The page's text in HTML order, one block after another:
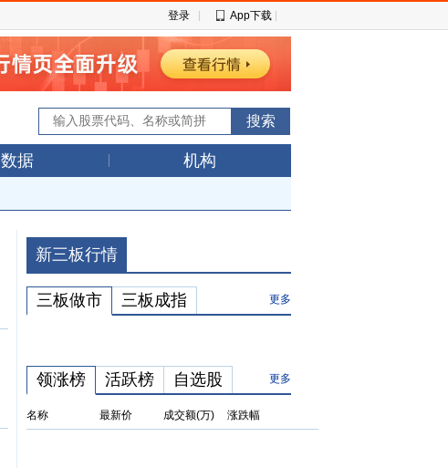
登录 App下载
数据 机构
新三板行情
三板做市 三板成指 更多
领涨榜 活跃榜 自选股 更多
名称 最新价 成交额(万) 涨跌幅